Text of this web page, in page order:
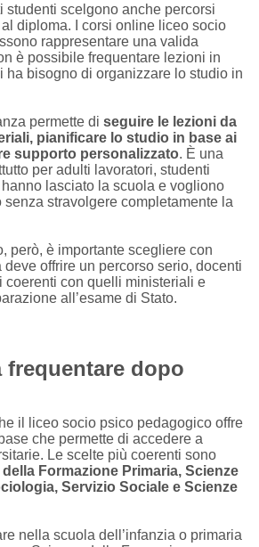
studenti scelgono anche percorsi
diploma. I corsi online liceo socio
rappresentare una valida
è possibile frequentare lezioni in
ha bisogno di organizzare lo studio in
permette di seguire le lezioni da
pianificare lo studio in base ai
supporto personalizzato. È una
per adulti lavoratori, studenti
lasciato la scuola e vogliono
stravolgere completamente la
però, è importante scegliere con
offrire un percorso serio, docenti
coerenti con quelli ministeriali e
all’esame di Stato.
frequentare dopo
il liceo socio psico pedagogico offre
che permette di accedere a
Le scelte più coerenti sono
Formazione Primaria, Scienze
Servizio Sociale e Scienze
nella scuola dell’infanzia o primaria